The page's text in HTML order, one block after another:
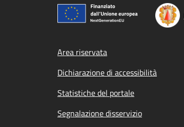
Footer menu
Area riservata
Dichiarazione di accessibilità
Statistiche del portale
Segnalazione disservizio